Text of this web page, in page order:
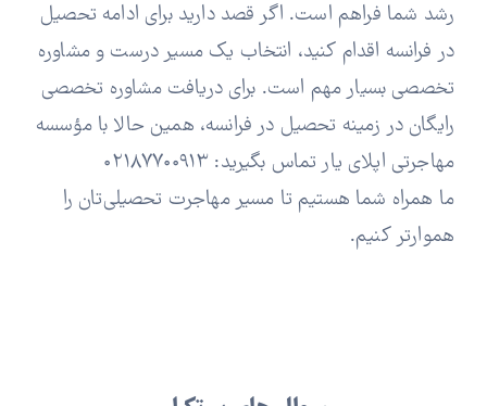
رشد شما فراهم است. اگر قصد دارید برای ادامه تحصیل
در فرانسه اقدام کنید، انتخاب یک مسیر درست و مشاوره
تخصصی بسیار مهم است. برای دریافت مشاوره تخصصی
رایگان در زمینه تحصیل در فرانسه، همین حالا با مؤسسه
مهاجرتی اپلای یار تماس بگیرید: ۰۲۱۸۷۷۰۰۹۱۳
ما همراه شما هستیم تا مسیر مهاجرت تحصیلی‌تان را
هموارتر کنیم.